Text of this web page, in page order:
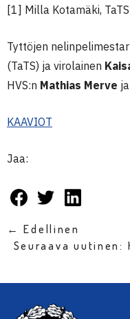
[1] Milla Kotamäki,
Tyttöjen
(TaTS) ja virolainen
HVS:n Mathias Merve ja
KAAVIOT
Jaa:
← Edellinen
Seuraava